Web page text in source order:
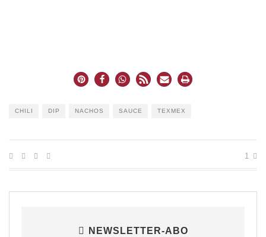
CHILI DIP NACHOS SAUCE TEXMEX
1
NEWSLETTER-ABO